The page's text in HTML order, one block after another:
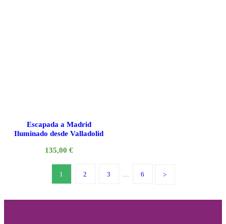
Escapada a Madrid
Iluminado desde Valladolid
135,00 €
1 2 3 … 6